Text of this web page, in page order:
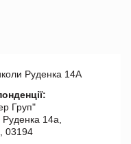
Руденка 14А
Груп"
14а,
03194